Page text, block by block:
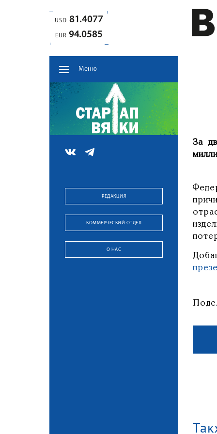
USD 81.4077
EUR 94.0585
Меню
РЕДАКЦИЯ
КОММЕРЧЕСКИЙ ОТДЕЛ
О НАС
За